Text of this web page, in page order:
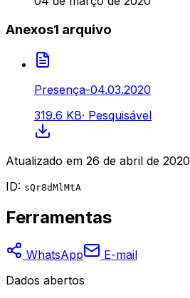
Anexos1 arquivo
Presença-04.03.2020
319.6 KB· Pesquisável
Atualizado em 26 de abril de 2020
ID: sQr8dMlMtA
Ferramentas
WhatsApp
E-mail
Dados abertos